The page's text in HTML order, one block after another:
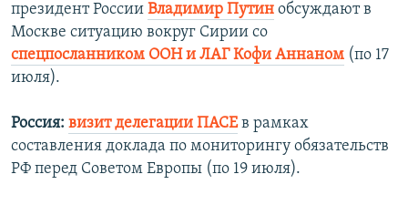
президент России Владимир Путин обсуждают в
Москве ситуацию вокруг Сирии со
спецпосланником ООН и ЛАГ Кофи Аннаном (по 17
июля).
Россия: визит делегации ПАСЕв рамках
составления доклада по мониторингу обязательств
РФ перед Советом Европы (по 19 июля).